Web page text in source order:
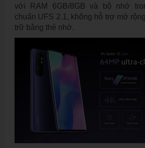
với RAM 6GB/8GB và bộ nhớ
chuẩn UFS 2.1, không hỗ trợ mở
trữ bằng thẻ nhớ.